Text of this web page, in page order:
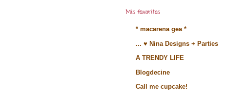
Mis favoritos
* macarena gea *
... ♥ Nina Designs + Parties
A TRENDY LIFE
Blogdecine
Call me cupcake!